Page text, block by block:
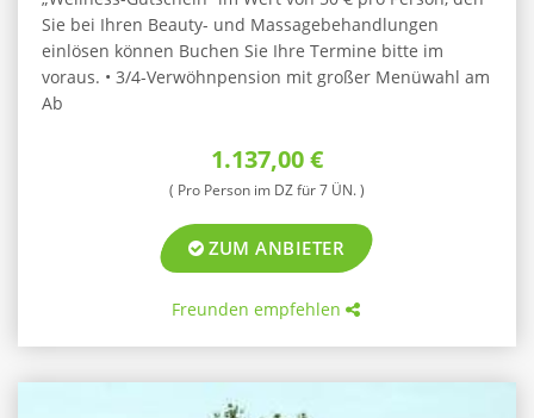
Sie bei Ihren Beauty- und Massagebehandlungen
einlösen können Buchen Sie Ihre Termine bitte im
voraus. • 3/4-Verwöhnpension mit großer Menüwahl am
Ab
1.137,00 €
( Pro Person im DZ für 7 ÜN. )
ZUM ANBIETER
Freunden empfehlen